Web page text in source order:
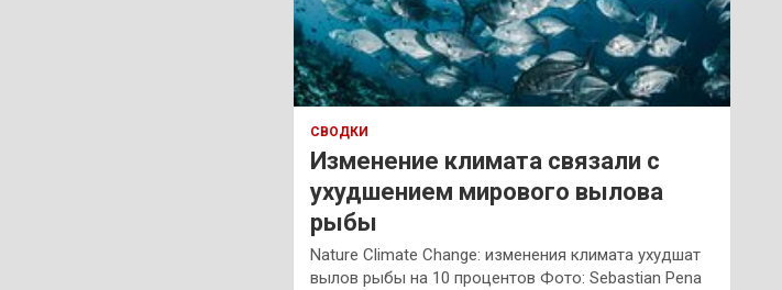
СВОДКИ
Изменение климата связали с
ухудшением мирового вылова
рыбы
Nature Climate Change: изменения климата ухудшат
вылов рыбы на 10 процентов Фото: Sebastian Pena